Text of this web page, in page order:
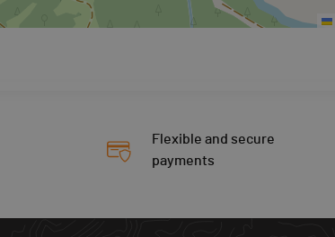
Flexible and secure
payments